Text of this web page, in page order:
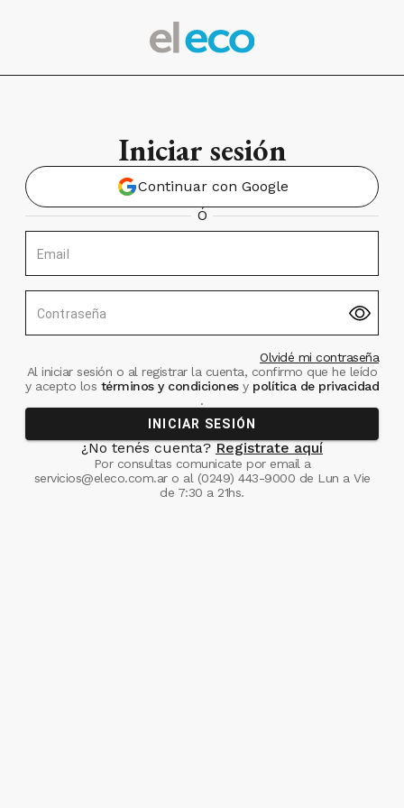
Iniciar sesión
Continuar con Google
Ó
Email
Contraseña
Olvidé mi contraseña
Al iniciar sesión o al registrar la cuenta, confirmo que he leído
y acepto los términos y condiciones ypolítica de privacidad
.
INICIAR SESIÓN
¿No tenés cuenta? Registrate aquí
Por consultas comunicate por email a
servicios@eleco.com.aro al (0249) 443-9000 de Lun a Vie
de 7:30 a 21hs.